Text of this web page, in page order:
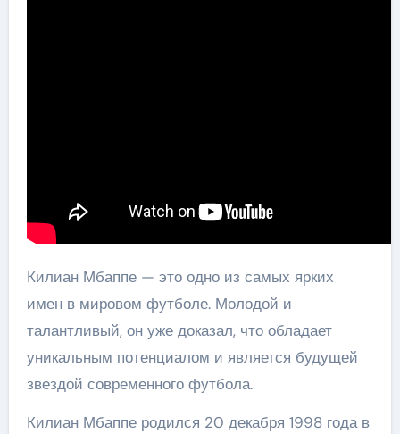
Килиан Мбаппе — это одно из самых ярких
имен в мировом футболе. Молодой и
талантливый, он уже доказал, что обладает
уникальным потенциалом и является будущей
звездой современного футбола.
Килиан Мбаппе родился 20 декабря 1998 года в